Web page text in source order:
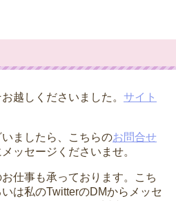
越しくださいました。 サイト
ましたら、こちらのお問合せ
ッセージくださいませ。
仕事も承っております。こち
は私のTwitterのDMからメッセ